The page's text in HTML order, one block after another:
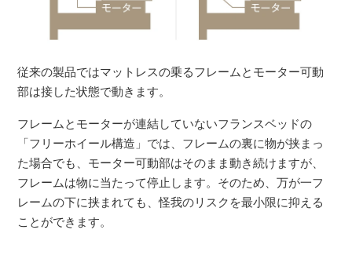
従来の製品ではマットレスの乗るフレームとモーター可動
部は接した状態で動きます。
フレームとモーターが連結していないフランスベッドの
「フリーホイール構造」では、フレームの裏に物が挟まっ
た場合でも、モーター可動部はそのまま動き続けますが、
フレームは物に当たって停止します。そのため、万が一フ
レームの下に挟まれても、怪我のリスクを最小限に抑える
ことができます。